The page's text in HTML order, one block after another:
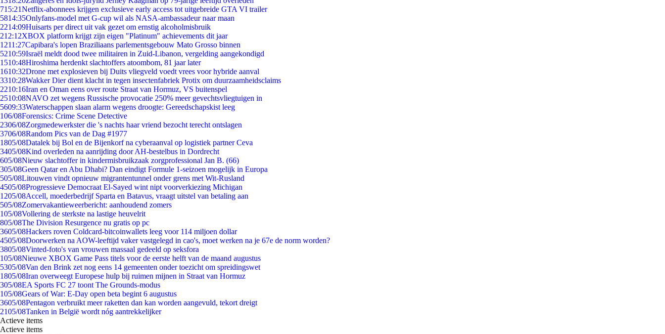
715:21Netflix-abonnees krijgen exclusieve early access tot uitgebreide GTA VI trailer
5814:35Onlyfans-model met G-cup wil als NASA-ambassadeur naar maan
2214:09Huisarts per direct uit vak gezet om ernstig alcoholmisbruik
212:12XBOX platform krijgt zijn eigen "Platinum" achievements dit jaar
1211:27Capibara's lopen Braziliaans parlementsgebouw Mato Grosso binnen
5210:59Israël meldt dood twee militairen in Zuid-Libanon, vergelding aangekondigd
1510:48Hiroshima herdenkt slachtoffers atoombom, 81 jaar later
1610:32Drone met explosieven bij Duits vliegveld voedt vrees voor hybride aanval
3310:28Wakker Dier dient klacht in tegen insectenfabriek Protix om duurzaamheidsclaims
2210:16Iran en Oman eens over route Straat van Hormuz, VS buitenspel
2510:08NAVO zet wegens Russische provocatie 250% meer gevechtsvliegtuigen in
5609:33Waterschappen slaan alarm wegens droogte: Gereedschapskist leeg
106/08Forensics: Crime Scene Detective
2306/08Zorgmedewerkster die 's nachts haar vriend bezocht terecht ontslagen
3706/08Random Pics van de Dag #1977
1805/08Datalek bij Bol en de Bijenkorf na cyberaanval op logistiek partner Ceva
3405/08Kind overleden na aanrijding door AH-bestelbus in Dordrecht
605/08Nieuw slachtoffer in kindermisbruikzaak zorgprofessional Jan B. (66)
305/08Geen Qatar en Abu Dhabi? Dan eindigt Formule 1-seizoen mogelijk in Europa
505/08Litouwen vindt opnieuw migrantentunnel onder grens met Wit-Rusland
4505/08Progressieve Democraat El-Sayed wint nipt voorverkiezing Michigan
1205/08Accell, moederbedrijf Sparta en Batavus, vraagt uitstel van betaling aan
505/08Zomervakantieweerbericht: aanhoudend zomers
105/08Vollering de sterkste na lastige heuvelrit
805/08The Division Resurgence nu gratis op pc
3605/08Hackers roven Coldcard-bitcoinwallets leeg voor 114 miljoen dollar
4505/08Doorwerken na AOW-leeftijd vaker vastgelegd in cao's, moet werken na je 67e de norm worden?
3805/08Vinted-foto's van vrouwen massaal gedeeld op seksfora
105/08Nieuwe XBOX Game Pass titels voor de eerste helft van de maand augustus
5305/08Van den Brink zet nog eens 14 gemeenten onder toezicht om spreidingswet
1805/08Iran overweegt Europese hulp bij ruimen mijnen in Straat van Hormuz
305/08EA Sports FC 27 toont The Grounds-modus
105/08Gears of War: E-Day open beta begint 6 augustus
3605/08Pentagon verbruikt meer raketten dan kan worden aangevuld, tekort dreigt
2105/08Tanken in België wordt nóg aantrekkelijker
Actieve items
Actieve items